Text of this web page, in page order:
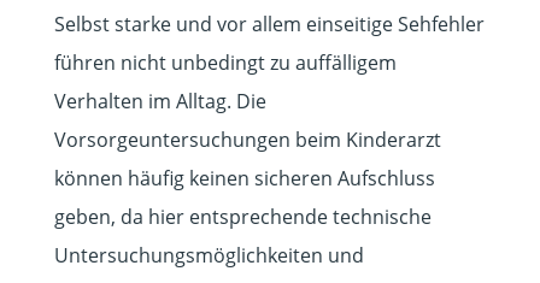
Selbst starke und vor allem einseitige Sehfehler
führen nicht unbedingt zu auffälligem
Verhalten im Alltag. Die
Vorsorgeuntersuchungen beim Kinderarzt
können häufig keinen sicheren Aufschluss
geben, da hier entsprechende technische
Untersuchungsmöglichkeiten und